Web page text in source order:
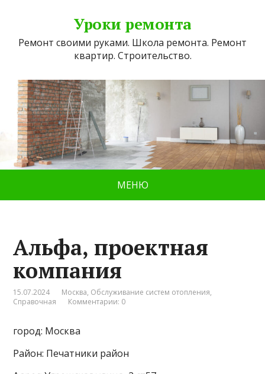
Уроки ремонта
Ремонт своими руками. Школа ремонта. Ремонт
квартир. Строительство.
МЕНЮ
Альфа, проектная
компания
15.07.2024 Москва, Обслуживание систем отопления,
Справочная
Комментарии: 0
город: Москва
Район: Печатники район